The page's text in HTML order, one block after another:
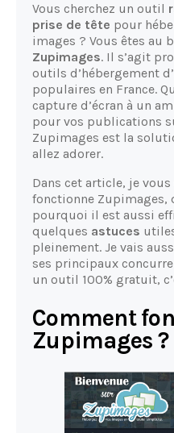
Vous cherchez un outil
prise de tête pour
images ? Vous êtes au
Zupimages. Il s’agit
outils d’hébergement
populaires en France.
capture d’écran à un
pour vos publications
Zupimages est la
allez adorer.
Dans cet article, je
fonctionne Zupimages,
pourquoi il est aussi
quelques astuces
pleinement. Je vais
ses principaux
un outil 100% gratuit,
Comment
Zupimages ?